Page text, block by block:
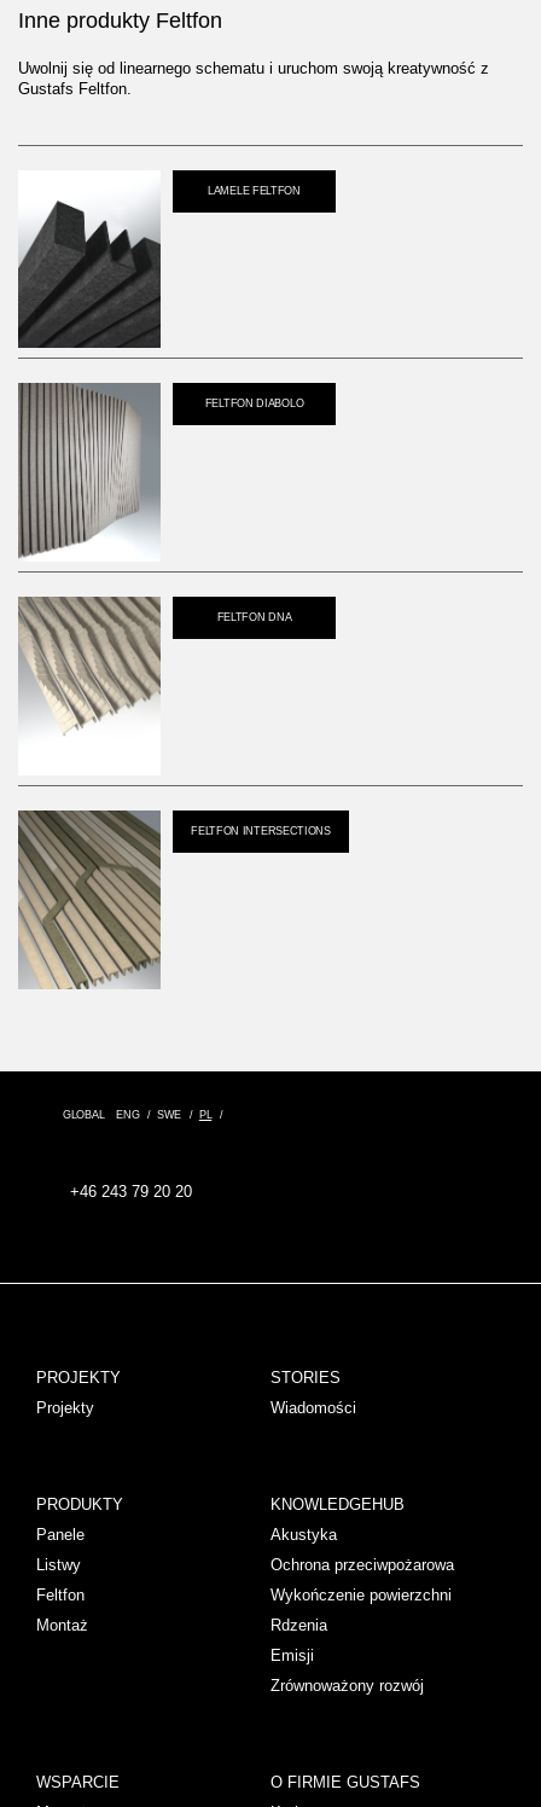
Inne produkty Feltfon
Uwolnij się od linearnego schematu i uruchom swoją kreatywność z
Gustafs Feltfon.
LAMELE FELTFON
FELTFON DIABOLO
FELTFON DNA
FELTFON INTERSECTIONS
GLOBAL ENG SWE PL
+46 243 79 20 20
PROJEKTY
Projekty
STORIES
Wiadomości
PRODUKTY
Panele
Listwy
Feltfon
Montaż
KNOWLEDGEHUB
Akustyka
Ochrona przeciwpożarowa
Wykończenie powierzchni
Rdzenia
Emisji
Zrównoważony rozwój
WSPARCIE
O FIRMIE GUSTAFS